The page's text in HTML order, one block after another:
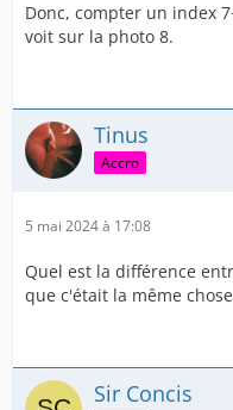
Donc, compter un index
voit sur la photo 8.
Tinus
Accro
5 mai 2024 à 17:08
Quel est la différence
que c'était la même
Sir Concis